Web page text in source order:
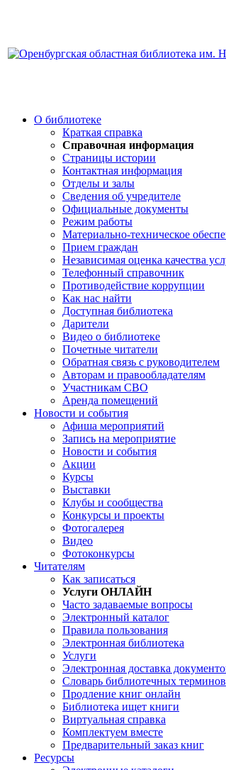
О библиотеке
Краткая справка
Справочная информация
Страницы истории
Контактная информация
Отделы и залы
Сведения об учредителе
Официальные документы
Режим работы
Материально-техническое
Прием граждан
Независимая оценка качества
Телефонный справочник
Противодействие коррупции
Как нас найти
Доступная библиотека
Дарители
Видео о библиотеке
Почетные читатели
Обратная связь с руководителем
Авторам и правообладателям
Участникам СВО
Аренда помещений
Новости и события
Афиша мероприятий
Запись на мероприятие
Новости и события
Акции
Курсы
Выставки
Клубы и сообщества
Конкурсы и проекты
Фотогалерея
Видео
Фотоконкурсы
Читателям
Как записаться
Услуги ОНЛАЙН
Часто задаваемые вопросы
Электронный каталог
Правила пользования
Электронная библиотека
Услуги
Электронная доставка
Словарь библиотечных терминов
Продление книг онлайн
Библиотека ищет книги
Виртуальная справка
Комплектуем вместе
Предварительный заказ книг
Ресурсы